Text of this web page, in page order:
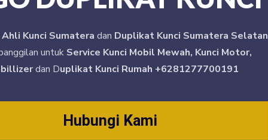
Ahli Kunci Sumatera dan Duplikat Kunci Sumatera Selatan
untuk Service Kunci Mobil Mewah, Kunci Motor,
dan Duplikat Kunci Rumah +6281277700191
Hubungi Kami